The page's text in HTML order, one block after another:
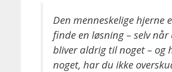
Den menneskelige hjerne
finde en løsning – selv
bliver aldrig til noget – og
noget, har du ikke